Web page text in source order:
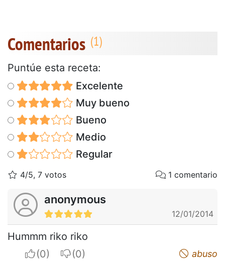
Comentarios
Puntúe esta receta:
Excelente
Muy bueno
Bueno
Medio
Regular
4/5, 7 votos 1 comentario
anonymous
12/01/2014
Hummm riko riko
I apreciateI do not appreciate abuso